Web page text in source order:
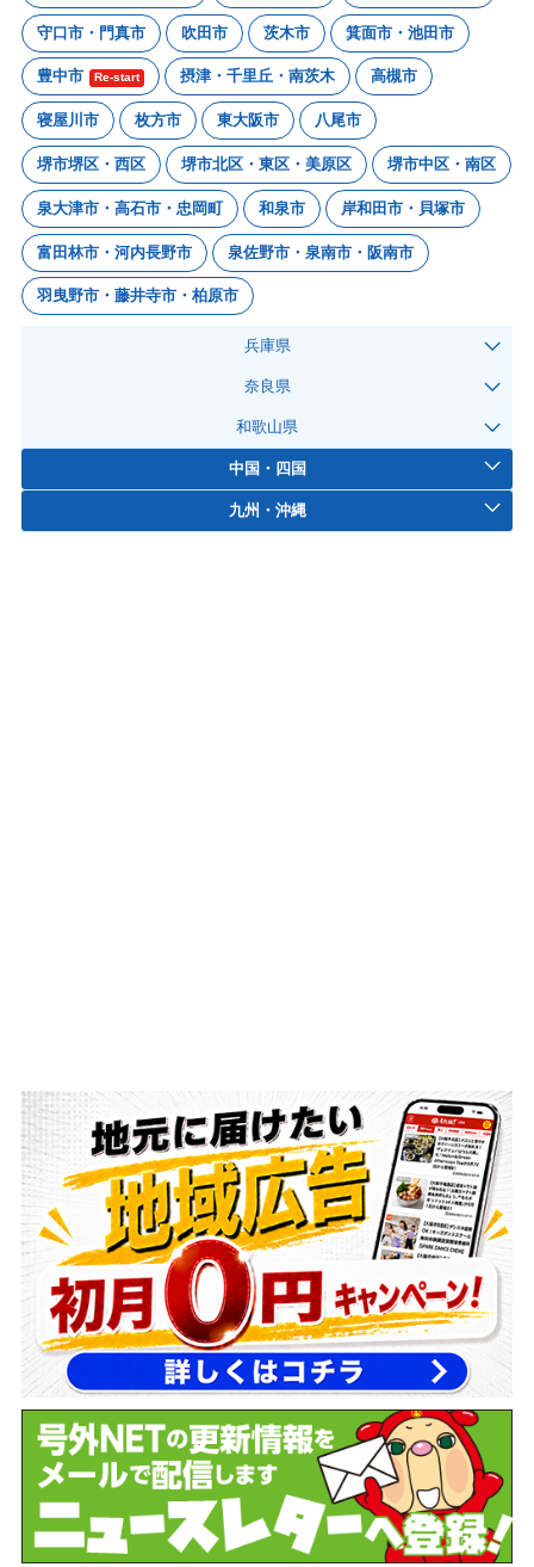
守口市・門真市 吹田市 茨木市 箕面市・池田市
豊中市 Re-start 摂津・千里丘・南茨木 高槻市
寝屋川市 枚方市 東大阪市 八尾市
堺市堺区・西区 堺市北区・東区・美原区 堺市中区・南区
泉大津市・高石市・忠岡町 和泉市 岸和田市・貝塚市
富田林市・河内長野市 泉佐野市・泉南市・阪南市
羽曳野市・藤井寺市・柏原市
兵庫県
奈良県
和歌山県
中国・四国
九州・沖縄